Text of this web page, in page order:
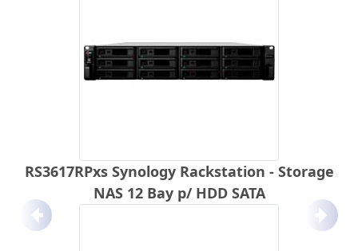
RS3617RPxs Synology Rackstation - Storage
NAS 12 Bay p/ HDD SATA
Anterior